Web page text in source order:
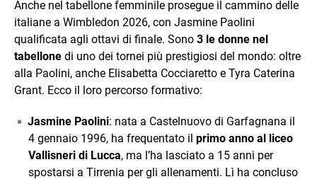
Anche nel tabellone femminile prosegue il cammino delle
italiane a Wimbledon 2026, con Jasmine Paolini
qualificata agli ottavi di finale. Sono 3 le donne nel
tabellone di uno dei tornei più prestigiosi del mondo: oltre
alla Paolini, anche Elisabetta Cocciaretto e Tyra Caterina
Grant. Ecco il loro percorso formativo:
Jasmine Paolini: nata a Castelnuovo di Garfagnana il
4 gennaio 1996, ha frequentato il primo anno al liceo
Vallisneri di Lucca, ma l’ha lasciato a 15 anni per
spostarsi a Tirrenia per gli allenamenti. Lì ha concluso